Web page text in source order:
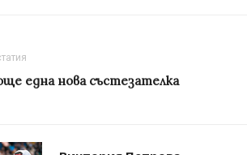
една нова състезателка